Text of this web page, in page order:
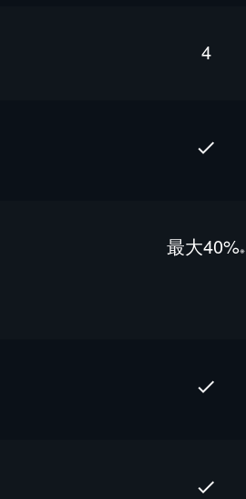
4
最⼤40%※